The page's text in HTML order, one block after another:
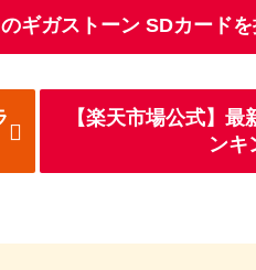
ギガストーン SDカードを
【楽天市場公式】
ンキ